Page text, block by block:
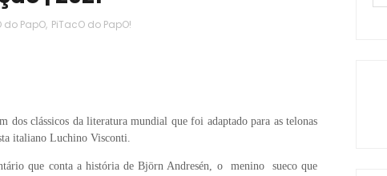
do PapO, PiTacO do PapO!
dos clássicos da literatura mundial que foi adaptado para as telonas
italiano Luchino Visconti.
que conta a história de Björn Andresén, o menino sueco que